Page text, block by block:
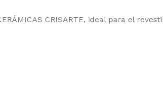
CRISARTE, ideal para el